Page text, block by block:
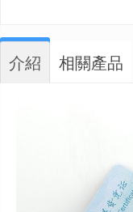
介紹 相關產品